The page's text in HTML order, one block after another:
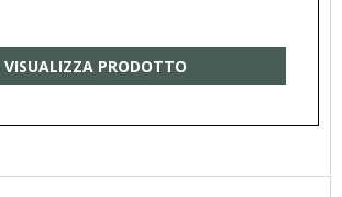
VISUALIZZA PRODOTTO